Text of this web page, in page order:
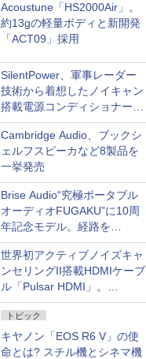
Acoustune「HS2000Air」。
約13gの軽量ボディと新開発
「ACT09」採用
SilentPower、軍事レーダー
技術から着想したノイキャン
搭載電源コンディショナー
「AC iPurifier2」
Cambridge Audio、ブックシ
ェルフスピーカなど8製品を
一挙発売
Brise Audio“究極ポータブル
オーディオFUGAKU”に10周
年記念モデル。経路を
NISHIKIで統一。400万円
世界初アクティブノイズキャ
ンセリングII搭載HDMIケーブ
ル「Pulsar HDMI」。
SilentPowerから
トピック
キヤノン「EOS R6 V」の使
命とは? スチル機とシネマ機